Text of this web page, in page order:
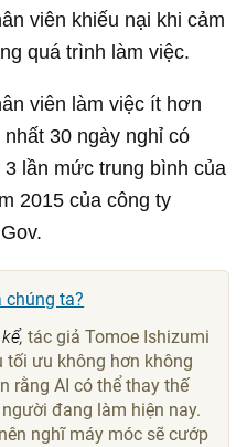
viên khiếu nại khi cảm
quá trình làm việc.
viên làm việc ít hơn
30 ngày nghỉ có
lần mức trung bình của
2015 của công ty
chúng ta?
tác giả Tomoe Ishizumi
tối ưu không hơn không
rằng AI có thể thay thế
đang làm hiện nay.
nghĩ máy móc sẽ cướp